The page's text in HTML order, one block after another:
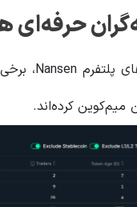
حرفه‌ای
میم‌کوین کرده‌اند.